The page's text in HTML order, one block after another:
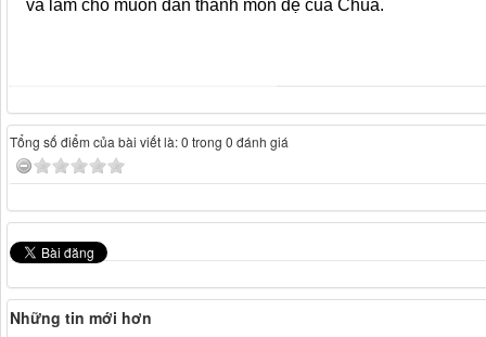
và làm cho muôn dân thành môn đệ của Chúa.
Tổng số điểm của bài viết là: 0 trong 0 đánh giá
Những tin mới hơn